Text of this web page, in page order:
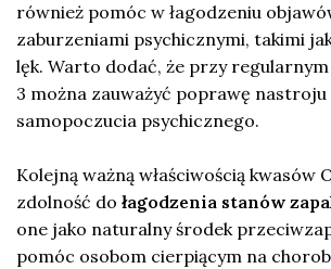
również pomóc w łagodzeniu
zaburzeniami psychicznymi, takimi
lęk. Warto dodać, że przy
3 można zauważyć poprawę
samopoczucia psychicznego.
Kolejną ważną właściwością kwasów
zdolność do łagodzenia stanów
one jako naturalny środek
pomóc osobom cierpiącym na